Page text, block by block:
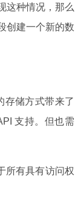
这种情况，那么
创建一个新的数
存储方式带来了
支持。但也需
有具有访问权